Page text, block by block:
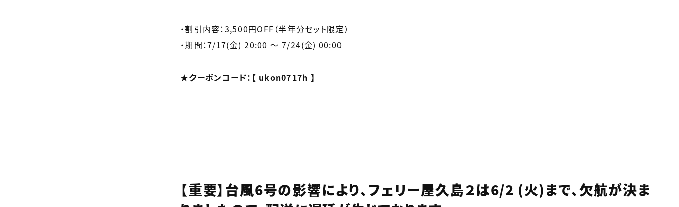
・割引内容：3,500円OFF（半年分セット限定）
・期間：7/17(金) 20:00 〜 7/24(金) 00:00
★クーポンコード：【 ukon0717h 】
【重要】台風6号の影響により、フェリー屋久島２は6/2 (火)まで、欠航が決ま